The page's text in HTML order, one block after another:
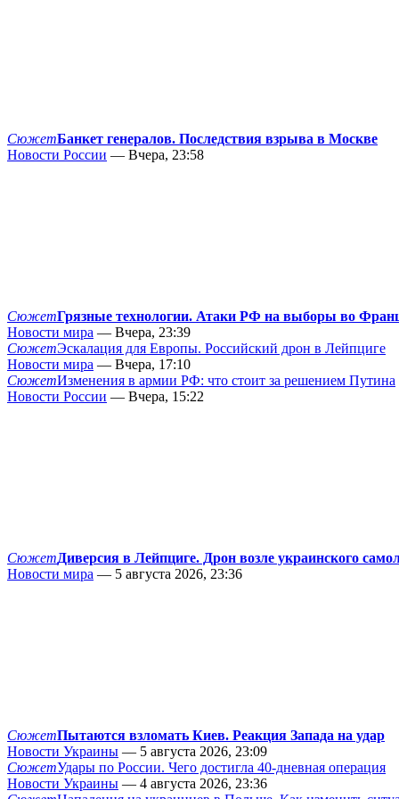
СюжетБанкет генералов. Последствия взрыва в Москве
Новости России — Вчера, 23:58
СюжетГрязные технологии. Атаки РФ на выборы во
Новости мира — Вчера, 23:39
СюжетЭскалация для Европы. Российский дрон в Лейпциге
Новости мира — Вчера, 17:10
СюжетИзменения в армии РФ: что стоит за решением Путина
Новости России — Вчера, 15:22
СюжетДиверсия в Лейпциге. Дрон возле украинского
Новости мира — 5 августа 2026, 23:36
СюжетПытаются взломать Киев. Реакция Запада на удар
Новости Украины — 5 августа 2026, 23:09
СюжетУдары по России. Чего достигла 40-дневная операция
Новости Украины — 4 августа 2026, 23:36